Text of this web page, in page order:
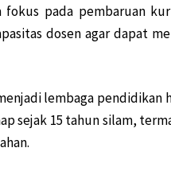
pada pembaruan
dosen agar dapat
lembaga pendidikan
sejak 15 tahun silam,